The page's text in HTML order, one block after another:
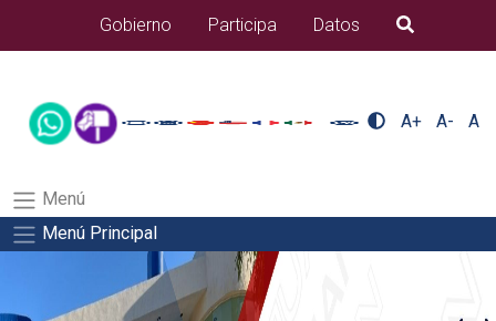
aspirantes/pdfSalida del comando:
Gobierno Participa Datos B�squeda
A+ A- A
Menú
Menú Principal